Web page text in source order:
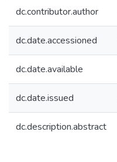
dc.contributor.author
dc.date.accessioned
dc.date.available
dc.date.issued
dc.description.abstract